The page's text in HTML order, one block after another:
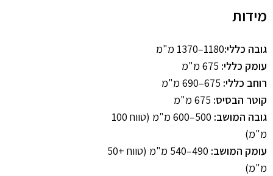
מידות
גובה כללי:1180–1370 מ"מ
עומק כללי: 675 מ"מ
רוחב כללי: 675–690 מ"מ
קוטר הבסיס: 675 מ"מ
גובה המושב:
500–600 מ"מ (טווח 100
מ"מ)
עומק המושב:
490–540 מ"מ (טווח +50
מ"מ)